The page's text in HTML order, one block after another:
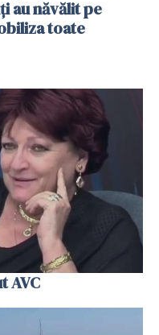
au năvălit pe
toate
AVC